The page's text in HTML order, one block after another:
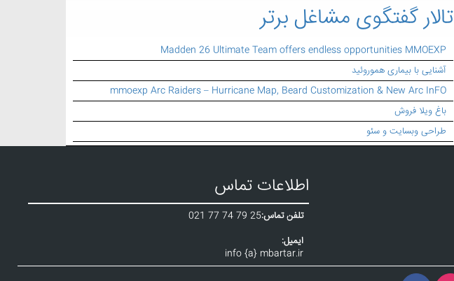
تالار گفتگوی مشاغل برتر
Madden 26 Ultimate Team offers endless opportunities MMOEXP
آشنایی با بیماری هموروئید
mmoexp Arc Raiders – Hurricane Map, Beard Customization & New Arc InFO
باغ ویلا فروش
طراحی وبسایت و سئو
اطلاعات تماس
تلفن تماس:021 77 74 79 25
ایمیل:
info {a} mbartar.ir